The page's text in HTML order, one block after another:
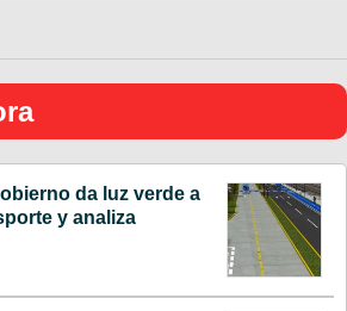
da luz verde a
y analiza